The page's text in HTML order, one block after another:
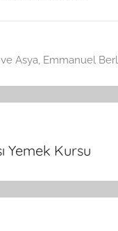
Asya, Emmanuel Berl
Yemek Kursu